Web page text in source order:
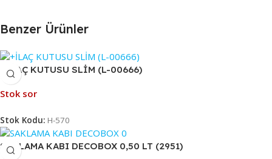
Benzer Ürünler
+İLAÇ KUTUSU SLİM (L-00666)
Stok sor
Stok Kodu: H-570
SAKLAMA KABI DECOBOX 0,50 LT (2951)